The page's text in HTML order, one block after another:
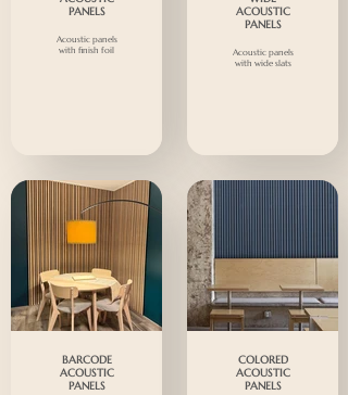
PANELS
Acoustic panels
with finish foil
ACOUSTIC
PANELS
Acoustic panels
with wide slats
BARCODE
ACOUSTIC
PANELS
COLORED
ACOUSTIC
PANELS